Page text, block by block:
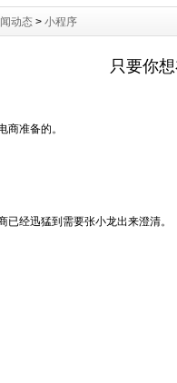
动态 > 小程序
只要你
商准备的。
已经迅猛到需要张小龙出来澄清。